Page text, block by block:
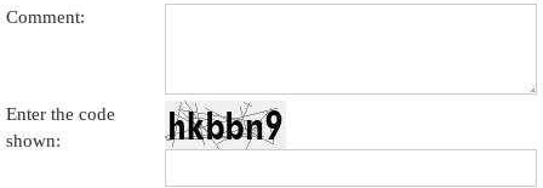
Comment:
Enter the code
shown: